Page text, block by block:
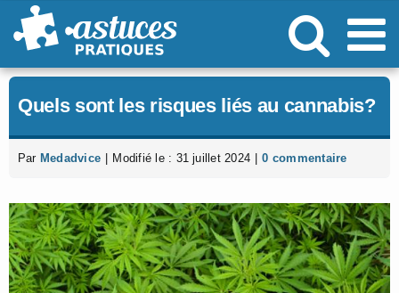
Passer
au
Quels sont les risques liés au cannabis?
Par Medadvice Modifié le : 31 juillet 2024 0 commentaire